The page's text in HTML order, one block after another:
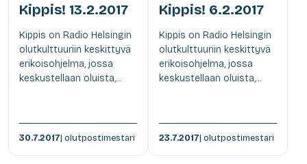
Kippis! 13.2.2017
Kippis on Radio Helsingin
olutkulttuuriin keskittyvä
erikoisohjelma, jossa
keskustellaan oluista,...
30.7.2017| olutpostimestari
Kippis! 6.2.2017
Kippis on Radio Helsingin
olutkulttuuriin keskittyvä
erikoisohjelma, jossa
keskustellaan oluista,...
23.7.2017| olutpostimestari